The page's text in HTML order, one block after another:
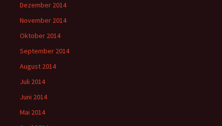
Dezember 2014
November 2014
Oktober 2014
September 2014
August 2014
Juli 2014
Juni 2014
Mai 2014